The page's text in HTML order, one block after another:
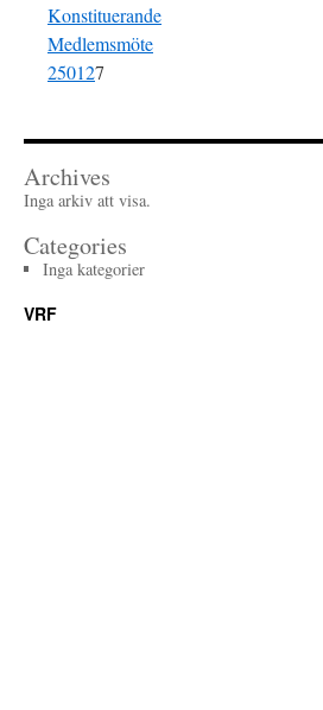
Konstituerande
Medlemsmöte
250127
Archives
Inga arkiv att visa.
Categories
Inga kategorier
VRF